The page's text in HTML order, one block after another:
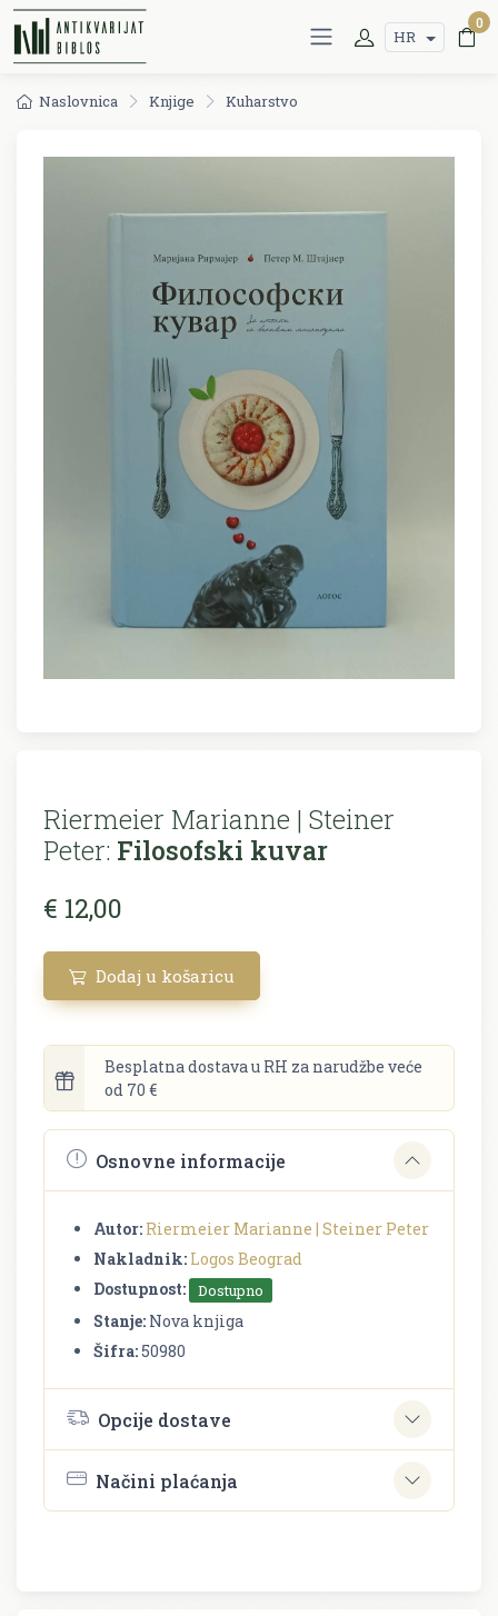
HR
0
Naslovnica Knjige Kuharstvo
Riermeier Marianne | Steiner
Peter: Filosofski kuvar
€ 12,00
Dodaj u košaricu
Besplatna dostava u RH za narudžbe veće
od 70 €
Osnovne informacije
Autor: Riermeier Marianne | Steiner Peter
Nakladnik: Logos Beograd
Dostupnost:
Dostupno
Stanje: Nova knjiga
Šifra:50980
Opcije dostave
Načini plaćanja